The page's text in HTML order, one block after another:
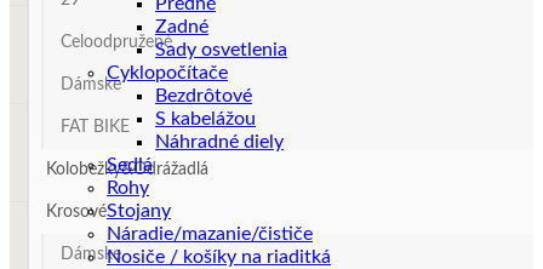
Zadné
Sady osvetlenia
Cyklopočítače
Bezdrôtové
S kabelážou
Náhradné diely
Sedlá
Rohy
Stojany
Náradie/mazanie/čističe
Nosiče / košíky na riaditká
Celoodpružené
Dámske
FAT BIKE
Kolobežky&Odrážadlá
Krosové
Dámske